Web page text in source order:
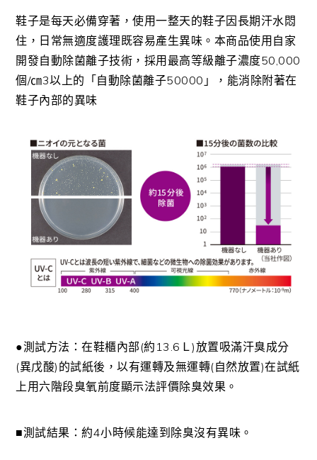
鞋子是每天必備穿著，使用一整天的鞋子因長期汗水悶
住，日常無適度護理既容易產生異味。本商品使用自家
開發自動除菌離子技術，採用最高等級離子濃度50,000
個/㎝3以上的「自動除菌離子50000」，能消除附著在
鞋子內部的異味
●測試方法：在鞋櫃內部(約13.6Ｌ)放置吸滿汗臭成分
(異戊酸)的試紙後，以有運轉及無運轉(自然放置)在試紙
上用六階段臭氧前度顯示法評價除臭效果。
■測試結果：約4小時候能達到除臭沒有異味。